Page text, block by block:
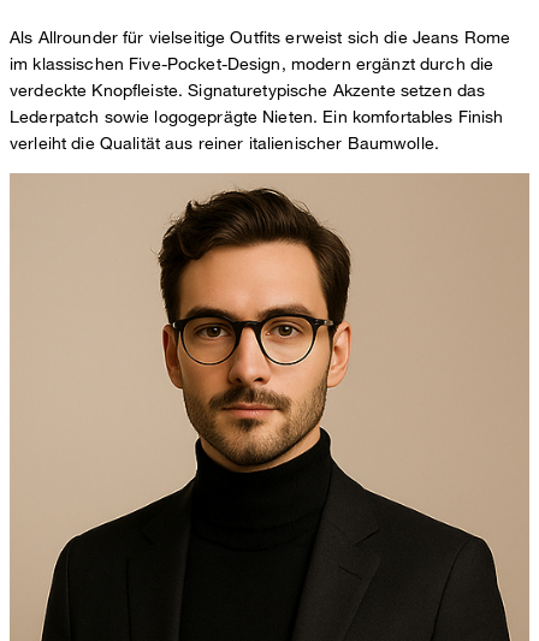
Als Allrounder für vielseitige Outfits erweist sich die Jeans Rome
im klassischen Five-Pocket-Design, modern ergänzt durch die
verdeckte Knopfleiste. Signaturetypische Akzente setzen das
Lederpatch sowie logogeprägte Nieten. Ein komfortables Finish
verleiht die Qualität aus reiner italienischer Baumwolle.